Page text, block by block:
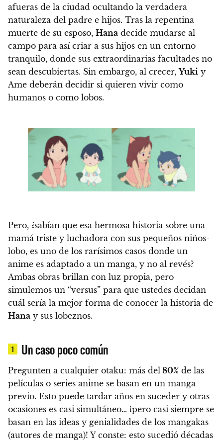
afueras de la ciudad ocultando la verdadera
naturaleza del padre e hijos. Tras la repentina
muerte de su esposo, Hana decide mudarse al
campo para así criar a sus hijos en un entorno
tranquilo, donde sus extraordinarias facultades no
sean descubiertas. Sin embargo, al crecer,Yuki y
Ame deberán decidir si quieren vivir como
humanos o como lobos.
Pero, ¿sabían que esa hermosa historia sobre una
mamá triste y luchadora con sus pequeños niños-
lobo, es uno de los rarísimos casos donde un
anime es adaptado a un manga, y no al revés?
Ambas obras brillan con luz propia, pero
simulemos un “versus” para que ustedes decidan
cuál sería la mejor forma de conocer la historia de
Hana y sus lobeznos.
1 Un caso poco común
Pregunten a cualquier otaku: más del 80% de las
películas o series anime se basan en un manga
previo. Esto puede tardar años en suceder y otras
ocasiones es casi simultáneo… ¡pero casi siempre se
basan en las ideas y genialidades de los mangakas
(autores de manga)! Y conste: esto sucedió décadas